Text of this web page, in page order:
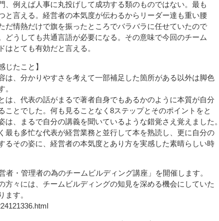
、例えば人事に丸投げして成功する類のものではない。最も
と言える。経営者の本気度が伝わるからリーダー達も重い腰
だ情熱だけで旗を振ったところでバラバラに任せていたので
どうしても共通言語が必要になる。その意味で今回のチーム
はとても有効だと言える。
じたこと】
は、分かりやすさを考えて一部補足した箇所がある以外は脚色
。
は、代表の話がまるで著者自身でもあるかのように本質が自分
ことでした。何も見ることなく8ステップとそのポイントをと
は、まるで自分の講義を聞いているような錯覚さえ覚えました。
最も多忙な代表が経営業務と並行して本を熟読し、更に自分の
るその姿に、経営者の本気度とあり方を実感した素晴らしい時
者・管理者の為のチームビルディング講座」を開催します。
方々には、チームビルディングの知見を深める機会にしていた
ます。